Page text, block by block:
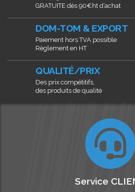
GRATUITE dès 90€ht d’achat
DOM-TOM & EXPORT
Paiement hors TVA possible
Règlement en HT
QUALITÉ/PRIX
Des prix compétitifs,
des produits de qualité
Service